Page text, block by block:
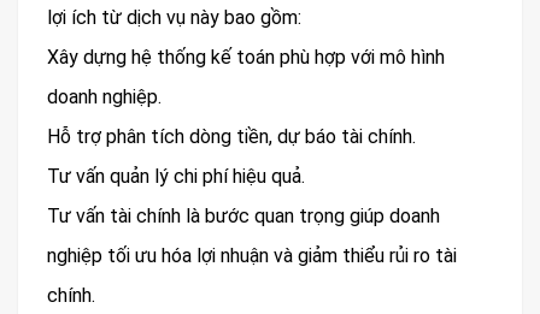
lợi ích từ dịch vụ này bao gồm:
Xây dựng hệ thống kế toán phù hợp với mô hình
doanh nghiệp.
Hỗ trợ phân tích dòng tiền, dự báo tài chính.
Tư vấn quản lý chi phí hiệu quả.
Tư vấn tài chính là bước quan trọng giúp doanh
nghiệp tối ưu hóa lợi nhuận và giảm thiểu rủi ro tài
chính.